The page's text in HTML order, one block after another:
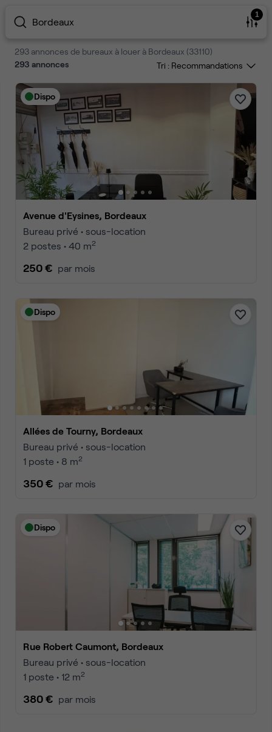
Bordeaux
1
293 annonces de bureaux à louer à Bordeaux (33110)
293 annonces Tri :
Dispo
Avenue d'Eysines, Bordeaux
Bureau privé • sous-location
2 postes • 40 m2
250 € par mois
Dispo
Allées de Tourny, Bordeaux
Bureau privé • sous-location
1 poste • 8 m2
350 € par mois
Dispo
Rue Robert Caumont, Bordeaux
Bureau privé • sous-location
1 poste • 12 m2
380 € par mois